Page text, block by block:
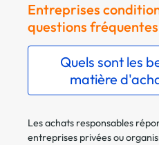
Entreprises
questions fréquentes
Quels sont les
matière
Les achats responsables
entreprises privées ou